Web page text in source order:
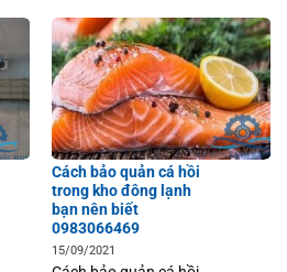
Cách bảo quản cá hồi
trong kho đông lạnh
bạn nên biết
0983066469
15/09/2021